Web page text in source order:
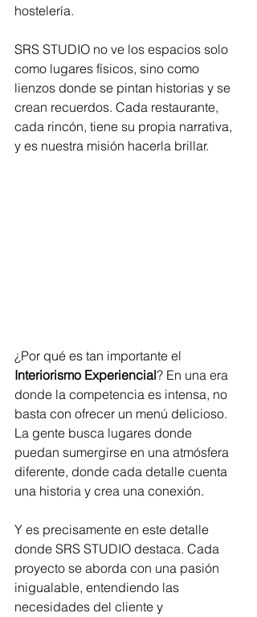
hostelería.
SRS STUDIO no ve los espacios solo
como lugares físicos, sino como
lienzos donde se pintan historias y se
crean recuerdos. Cada restaurante,
cada rincón, tiene su propia narrativa,
y es nuestra misión hacerla brillar.
¿Por qué es tan importante el
Interiorismo Experiencial? En una era
donde la competencia es intensa, no
basta con ofrecer un menú delicioso.
La gente busca lugares donde
puedan sumergirse en una atmósfera
diferente, donde cada detalle cuenta
una historia y crea una conexión.
Y es precisamente en este detalle
donde SRS STUDIO destaca. Cada
proyecto se aborda con una pasión
inigualable, entendiendo las
necesidades del cliente y